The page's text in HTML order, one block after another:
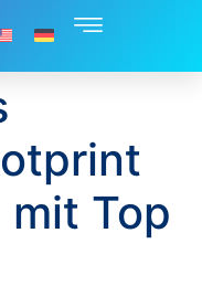
Top